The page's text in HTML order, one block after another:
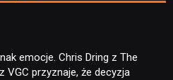
emocje. Chris Dring z The
VGC przyznaje, że decyzja